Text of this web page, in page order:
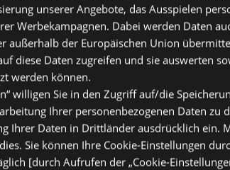
unserer Angebote, das Ausspielen
Werbekampagnen. Dabei werden Daten
außerhalb der Europäischen Union
diese Daten zugreifen und sie auswerten
werden können.
willigen Sie in den Zugriff auf/die
Ihrer personenbezogenen Daten zu
Ihrer Daten in Drittländer ausdrücklich ein.
Sie können Ihre Cookie-Einstellungen
[durch Aufrufen der „Cookie-